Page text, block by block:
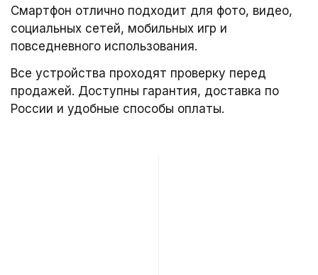
Смартфон отлично подходит для фото, видео,
социальных сетей, мобильных игр и
повседневного использования.
Все устройства проходят проверку перед
продажей. Доступны гарантия, доставка по
России и удобные способы оплаты.